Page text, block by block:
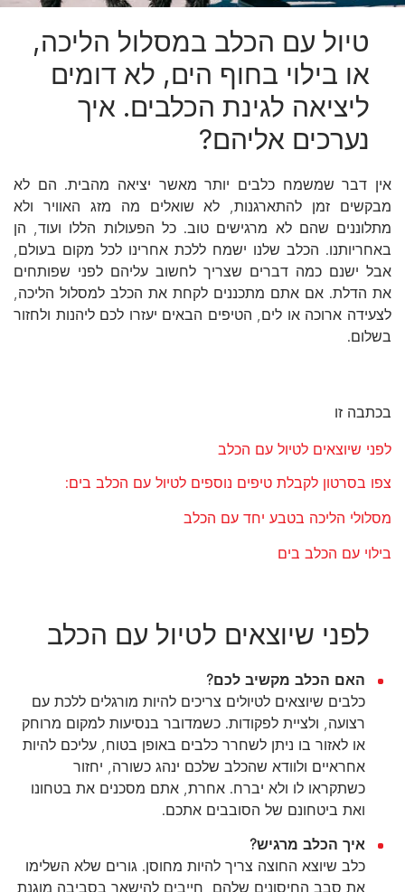
טיול עם הכלב במסלול הליכה,
או בילוי בחוף הים, לא דומים
ליציאה לגינת הכלבים. איך
נערכים אליהם?
אין דבר שמשמח כלבים יותר מאשר יציאה מהבית. הם לא
מבקשים זמן להתארגנות, לא שואלים מה מזג האוויר ולא
מתלוננים שהם לא מרגישים טוב. כל הפעולות הללו ועוד, הן
באחריותנו. הכלב שלנו ישמח ללכת אחרינו לכל מקום בעולם,
אבל ישנם כמה דברים שצריך לחשוב עליהם לפני שפותחים
את הדלת. אם אתם מתכננים לקחת את הכלב למסלול הליכה,
לצעידה ארוכה או לים, הטיפים הבאים יעזרו לכם ליהנות ולחזור
בשלום.
בכתבה זו
לפני שיוצאים לטיול עם הכלב
צפו בסרטון לקבלת טיפים נוספים לטיול עם הכלב בים:
מסלולי הליכה בטבע יחד עם הכלב
בילוי עם הכלב בים
לפני שיוצאים לטיול עם הכלב
האם הכלב מקשיב לכם?
כלבים שיוצאים לטיולים צריכים להיות מורגלים ללכת עם
רצועה, ולציית לפקודות. כשמדובר בנסיעות למקום מרוחק
או לאזור בו ניתן לשחרר כלבים באופן בטוח, עליכם להיות
אחראיים ולוודא שהכלב שלכם ינהג כשורה, יחזור
כשתקראו לו ולא יברח. אחרת, אתם מסכנים את בטחונו
ואת ביטחונם של הסובבים אתכם.
איך הכלב מרגיש?
כלב שיוצא החוצה צריך להיות מחוסן. גורים שלא השלימו
את סבב החיסונים שלהם, חייבים להישאר בסביבה מוגנת